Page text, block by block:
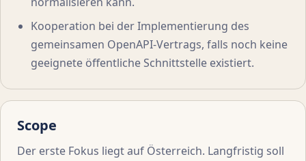
Kooperation bei der Implementierung des
gemeinsamen OpenAPI-Vertrags, falls noch keine
geeignete öffentliche Schnittstelle existiert.
Scope
Der erste Fokus liegt auf Österreich. Langfristig soll